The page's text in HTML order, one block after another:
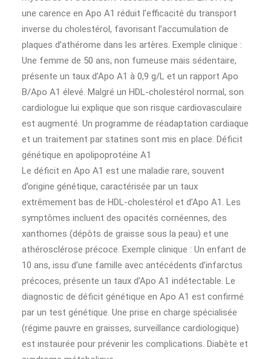
une carence en Apo A1 réduit l’efficacité du transport
inverse du cholestérol, favorisant l’accumulation de
plaques d’athérome dans les artères. Exemple clinique :
Une femme de 50 ans, non fumeuse mais sédentaire,
présente un taux d’Apo A1 à 0,9 g/L et un rapport Apo
B/Apo A1 élevé. Malgré un HDL-cholestérol normal, son
cardiologue lui explique que son risque cardiovasculaire
est augmenté. Un programme de réadaptation cardiaque
et un traitement par statines sont mis en place. Déficit
génétique en apolipoprotéine A1
Le déficit en Apo A1 est une maladie rare, souvent
d’origine génétique, caractérisée par un taux
extrêmement bas de HDL-cholestérol et d’Apo A1. Les
symptômes incluent des opacités cornéennes, des
xanthomes (dépôts de graisse sous la peau) et une
athérosclérose précoce. Exemple clinique : Un enfant de
10 ans, issu d’une famille avec antécédents d’infarctus
précoces, présente un taux d’Apo A1 indétectable. Le
diagnostic de déficit génétique en Apo A1 est confirmé
par un test génétique. Une prise en charge spécialisée
(régime pauvre en graisses, surveillance cardiologique)
est instaurée pour prévenir les complications. Diabète et